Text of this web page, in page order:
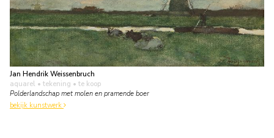
Jan Hendrik Weissenbruch
aquarel • tekening • te koop
Polderlandschap met molen en pramende boer
bekijk kunstwerk